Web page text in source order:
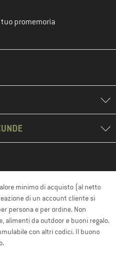
promemoria
minimo di acquisto (al netto
di un account cliente si
persona e per ordine. Non
alimenti da outdoor e buoni regalo.
con altri codici. Il buono